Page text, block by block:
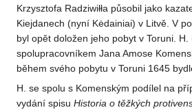
Krzysztofa Radziwiłła působil jako
Kiejdanech (nyní Kėdainiai) v Litvě. V
byl opět doložen jeho pobyt v Toruni. H.
spolupracovníkem Jana Amose
během svého pobytu v Toruni 1645
H. se spolu s Komenským podílel na
vydání spisu Historia o těžkých